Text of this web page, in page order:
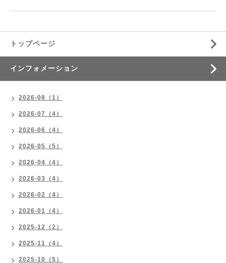
トップページ
インフォメーション
2026-08（1）
2026-07（4）
2026-06（4）
2026-05（5）
2026-04（4）
2026-03（4）
2026-02（4）
2026-01（4）
2025-12（2）
2025-11（4）
2025-10（5）